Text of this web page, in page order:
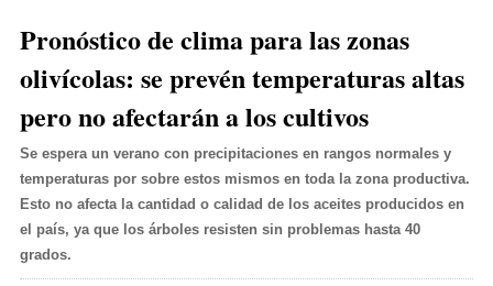
Pronóstico de clima para las zonas
olivícolas: se prevén temperaturas altas
pero no afectarán a los cultivos
Se espera un verano con precipitaciones en rangos normales y
temperaturas por sobre estos mismos en toda la zona productiva.
Esto no afecta la cantidad o calidad de los aceites producidos en
el país, ya que los árboles resisten sin problemas hasta 40
grados.